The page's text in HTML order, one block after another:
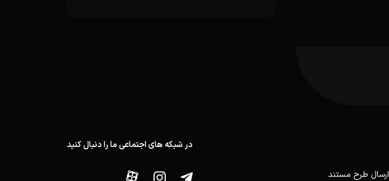
ارسال طرح مستند
در شبکه های اجتماعی ما را دنبال کنید